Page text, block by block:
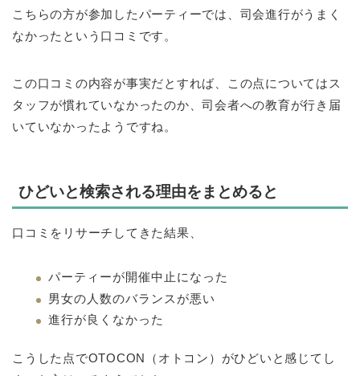
こちらの方が参加したパーティーでは、司会進行がうまく
なかったという口コミです。
この口コミの内容が事実だとすれば、この点についてはス
タッフが慣れていなかったのか、司会者への教育が行き届
いていなかったようですね。
ひどいと検索される理由をまとめると
口コミをリサーチしてきた結果、
パーティーが開催中止になった
男女の人数のバランスが悪い
進行が良くなかった
こうした点でOTOCON（オトコン）がひどいと感じてし